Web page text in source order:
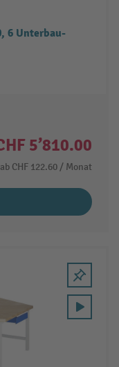
6 Unterbau-
5’810.00
CHF 122.60 / Monat